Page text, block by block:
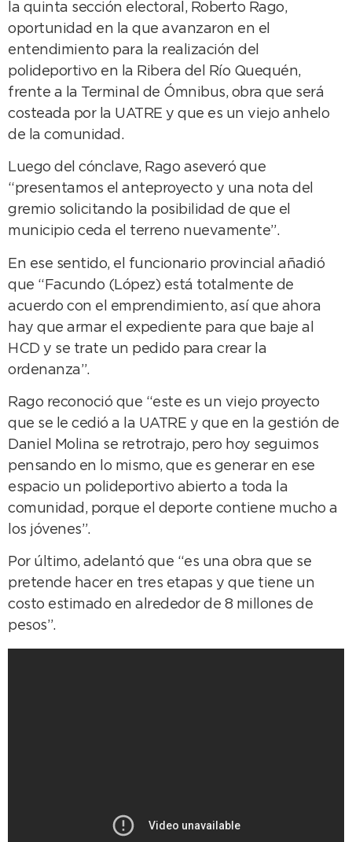
la quinta sección electoral, Roberto Rago,
oportunidad en la que avanzaron en el
entendimiento para la realización del
polideportivo en la Ribera del Río Quequén,
frente a la Terminal de Ómnibus, obra que será
costeada por la UATRE y que es un viejo anhelo
de la comunidad.
Luego del cónclave, Rago aseveró que
“presentamos el anteproyecto y una nota del
gremio solicitando la posibilidad de que el
municipio ceda el terreno nuevamente”.
En ese sentido, el funcionario provincial añadió
que “Facundo (López) está totalmente de
acuerdo con el emprendimiento, así que ahora
hay que armar el expediente para que baje al
HCD y se trate un pedido para crear la
ordenanza”.
Rago reconoció que “este es un viejo proyecto
que se le cedió a la UATRE y que en la gestión de
Daniel Molina se retrotrajo, pero hoy seguimos
pensando en lo mismo, que es generar en ese
espacio un polideportivo abierto a toda la
comunidad, porque el deporte contiene mucho a
los jóvenes”.
Por último, adelantó que “es una obra que se
pretende hacer en tres etapas y que tiene un
costo estimado en alrededor de 8 millones de
pesos”.